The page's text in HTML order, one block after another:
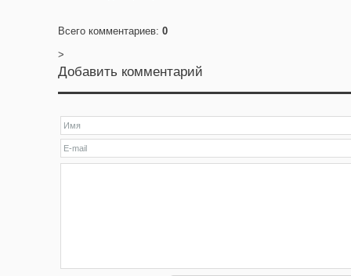
Всего комментариев: 0
>
Добавить комментарий